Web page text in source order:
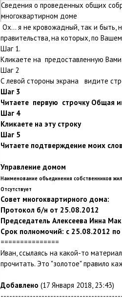
Сведения о проведенных общих
многоквартирном доме
Ох... я не кровожадный, так и быть,
правительства, на которых, по
Шаг 1.
Кликаете на предоставленную Вами
Шаг 2
С левой стороны экрана видите
Шаг 3
Читаете первую строчку Общая
Шаг 4
Кликаете на эту строку
Шаг 5
Читаете подтверждение моих
Управление домом
Наименование объединения собственников
Oтсутствует
Совет многоквартирного дома:
Протокол б/н от 25.08.2012
Председатель Алексеева Инна
Срок полномочий: с 25.08.2012
===============
Иван, ссылаясь на какой-то
прочитать. Это "золотое" правило
Добавлено (17 Января 2018, 23:43)